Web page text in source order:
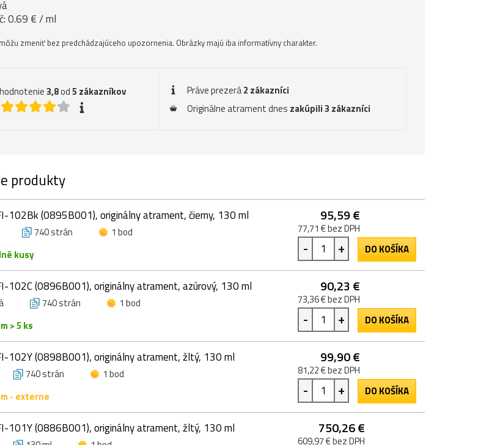
0.69 € / ml
zmeniť bez predchádzajúceho upozornenia. Obrázky majú iba informatívny charakter.
3,8od5 zákazníkov
Práve prezerá2 zákazníci
Originálne atrament dnes zakúpili 3 zákazníci
produkty
102Bk (0895B001), originálny atrament, čierny, 130 ml
740 strán
1 bod
kusy
95,59 €
77,71 € bez DPH
- + DO KOŠÍKA
102C (0896B001), originálny atrament, azúrový, 130 ml
740 strán
1 bod
> 5 ks
90,23 €
73,36 € bez DPH
- + DO KOŠÍKA
102Y (0898B001), originálny atrament, žltý, 130 ml
740 strán
1 bod
- externe
99,90 €
81,22 € bez DPH
- + DO KOŠÍKA
101Y (0886B001), originálny atrament, žltý, 130 ml 750,26 €
609,97 € bez DPH